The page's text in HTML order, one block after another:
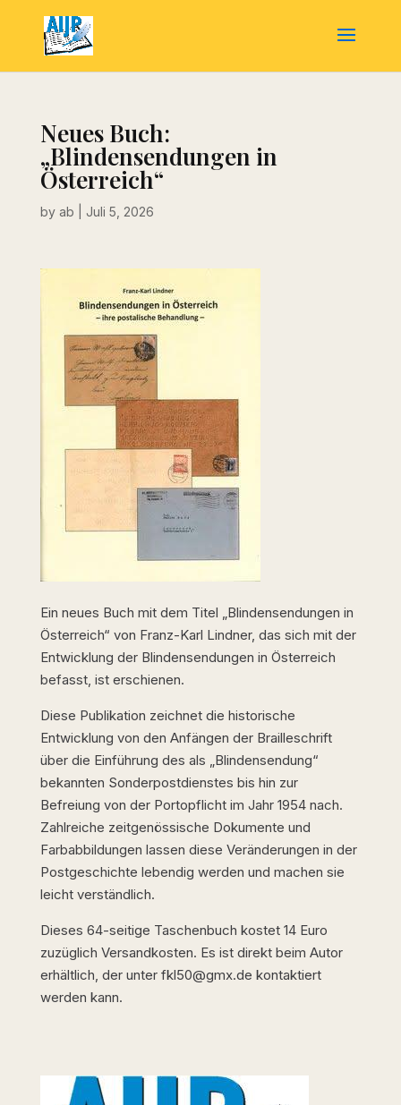
Neues Buch:
„Blindensendungen in
Österreich“
by ab Juli 5, 2026
Ein neues Buch mit dem Titel „Blindensendungen in
Österreich“ von Franz-Karl Lindner, das sich mit der
Entwicklung der Blindensendungen in Österreich
befasst, ist erschienen.
Diese Publikation zeichnet die historische
Entwicklung von den Anfängen der Brailleschrift
über die Einführung des als „Blindensendung“
bekannten Sonderpostdienstes bis hin zur
Befreiung von der Portopflicht im Jahr 1954 nach.
Zahlreiche zeitgenössische Dokumente und
Farbabbildungen lassen diese Veränderungen in der
Postgeschichte lebendig werden und machen sie
leicht verständlich.
Dieses 64-seitige Taschenbuch kostet 14 Euro
zuzüglich Versandkosten. Es ist direkt beim Autor
erhältlich, der unter fkl50@gmx.de kontaktiert
werden kann.